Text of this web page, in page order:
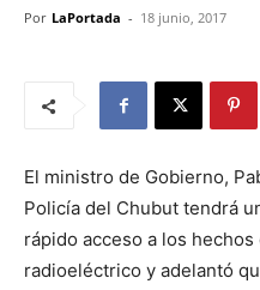
Por LaPortada - 18 junio, 2017
El ministro de Gobierno,
Policía del Chubut tendrá
rápido acceso a los
radioeléctrico y adelantó